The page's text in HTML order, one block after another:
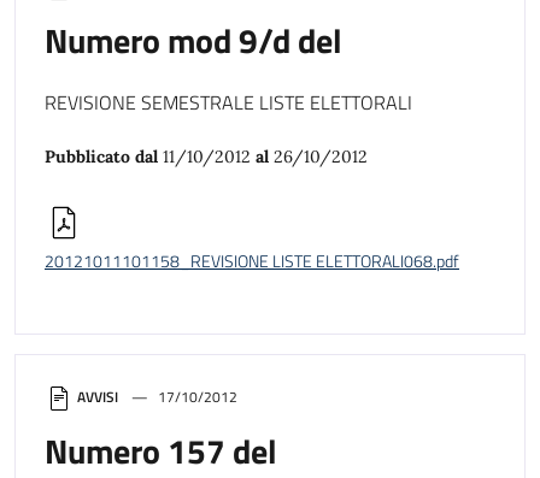
AVVISI 17/10/2012
Numero 157 del
Numero mod 9/d del
REVISIONE SEMESTRALE LISTE ELETTORALI
Pubblicato dal 11/10/2012 al 26/10/2012
20121011101158_REVISIONE LISTE ELETTORALI068.pdf